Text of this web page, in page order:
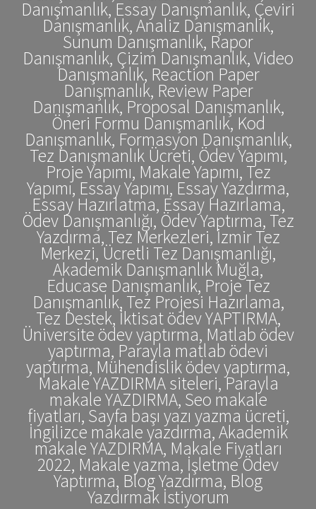
Danışmanlık, Essay Danışmanlık, Çeviri
Danışmanlık, Analiz Danışmanlık,
Sunum Danışmanlık, Rapor
Danışmanlık, Çizim Danışmanlık, Video
Danışmanlık, Reaction Paper
Danışmanlık, Review Paper
Danışmanlık, Proposal Danışmanlık,
Öneri Formu Danışmanlık, Kod
Danışmanlık, Formasyon Danışmanlık,
Tez Danışmanlık Ücreti, Ödev Yapımı,
Proje Yapımı, Makale Yapımı, Tez
Yapımı, Essay Yapımı, Essay Yazdırma,
Essay Hazırlatma, Essay Hazırlama,
Ödev Danışmanlığı, Ödev Yaptırma, Tez
Yazdırma, Tez Merkezleri, İzmir Tez
Merkezi, Ücretli Tez Danışmanlığı,
Akademik Danışmanlık Muğla,
Educase Danışmanlık, Proje Tez
Danışmanlık, Tez Projesi Hazırlama,
Tez Destek, İktisat ödev YAPTIRMA,
Üniversite ödev yaptırma, Matlab ödev
yaptırma, Parayla matlab ödevi
yaptırma, Mühendislik ödev yaptırma,
Makale YAZDIRMA siteleri, Parayla
makale YAZDIRMA, Seo makale
fiyatları, Sayfa başı yazı yazma ücreti,
İngilizce makale yazdırma, Akademik
makale YAZDIRMA, Makale Fiyatları
2022, Makale yazma, İşletme Ödev
Yaptırma, Blog Yazdırma, Blog
Yazdırmak İstiyorum